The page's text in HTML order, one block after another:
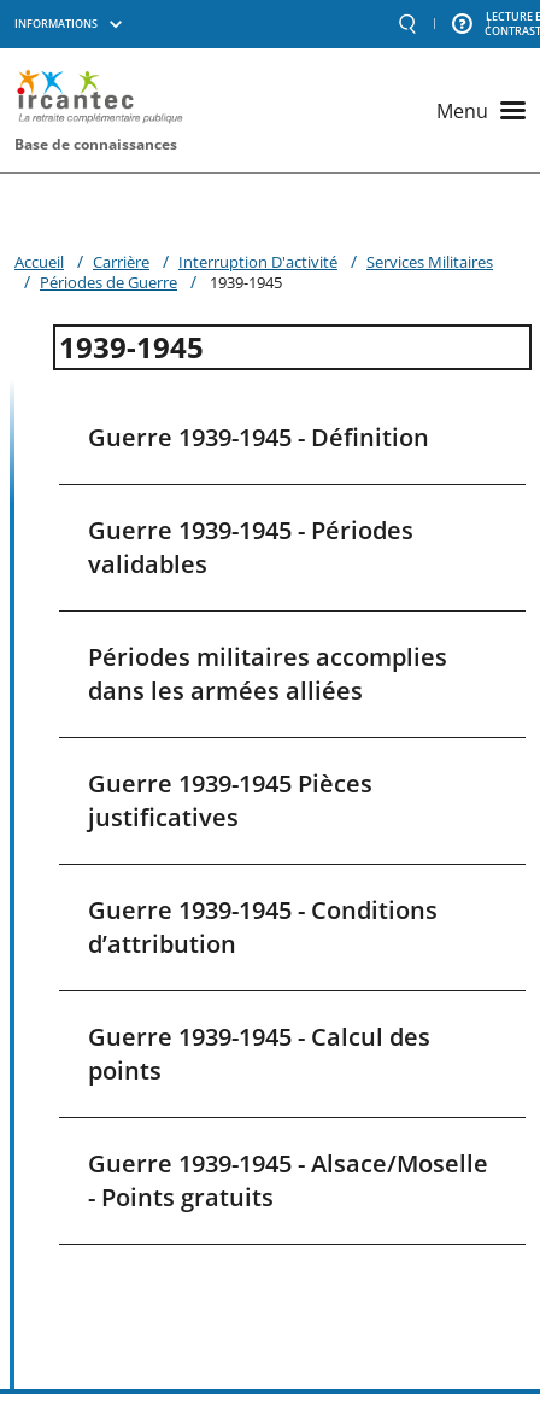
Aller au contenu principal
INFORMATIONS
Menu
RECHERCHE
| AIDE|
LECTURE
Base de connaissances
Menu
Accueil Carrière Interruption D'activité
Services Militaires
Périodes de Guerre
1939-1945
1939-1945
Guerre 1939-1945 - Définition
Guerre 1939-1945 - Périodes
validables
Périodes militaires accomplies
dans les armées alliées
Guerre 1939-1945 Pièces
justificatives
Guerre 1939-1945 - Conditions
d’attribution
Guerre 1939-1945 - Calcul des
points
Guerre 1939-1945 - Alsace/Moselle
- Points gratuits